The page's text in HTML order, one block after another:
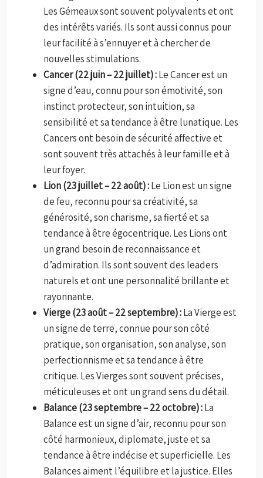
Les Gémeaux sont souvent polyvalents et ont
des intérêts variés. Ils sont aussi connus pour
leur facilité à s’ennuyer et à chercher de
nouvelles stimulations.
Cancer (22 juin – 22 juillet) :Le Cancer est un
signe d’eau, connu pour son émotivité, son
instinct protecteur, son intuition, sa
sensibilité et sa tendance à être lunatique. Les
Cancers ont besoin de sécurité affective et
sont souvent très attachés à leur famille et à
leur foyer.
Lion (23 juillet – 22 août) :Le Lion est un signe
de feu, reconnu pour sa créativité, sa
générosité, son charisme, sa fierté et sa
tendance à être égocentrique. Les Lions ont
un grand besoin de reconnaissance et
d’admiration. Ils sont souvent des leaders
naturels et ont une personnalité brillante et
rayonnante.
Vierge (23 août – 22 septembre) :La Vierge est
un signe de terre, connue pour son côté
pratique, son organisation, son analyse, son
perfectionnisme et sa tendance à être
critique. Les Vierges sont souvent précises,
méticuleuses et ont un grand sens du détail.
Balance (23 septembre – 22 octobre) :La
Balance est un signe d’air, reconnu pour son
côté harmonieux, diplomate, juste et sa
tendance à être indécise et superficielle. Les
Balances aiment l’équilibre et la justice. Elles